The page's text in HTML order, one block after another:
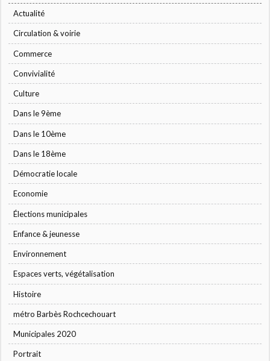
Actualité
Circulation & voirie
Commerce
Convivialité
Culture
Dans le 9ème
Dans le 10ème
Dans le 18ème
Démocratie locale
Economie
Élections municipales
Enfance & jeunesse
Environnement
Espaces verts, végétalisation
Histoire
métro Barbès Rochcechouart
Municipales 2020
Portrait